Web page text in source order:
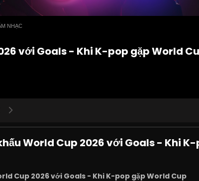
NHẠC
với Goals - Khi K-pop gặp World
World Cup 2026 với Goals - Khi
Cup 2026 với Goals - Khi K-pop gặp World Cup